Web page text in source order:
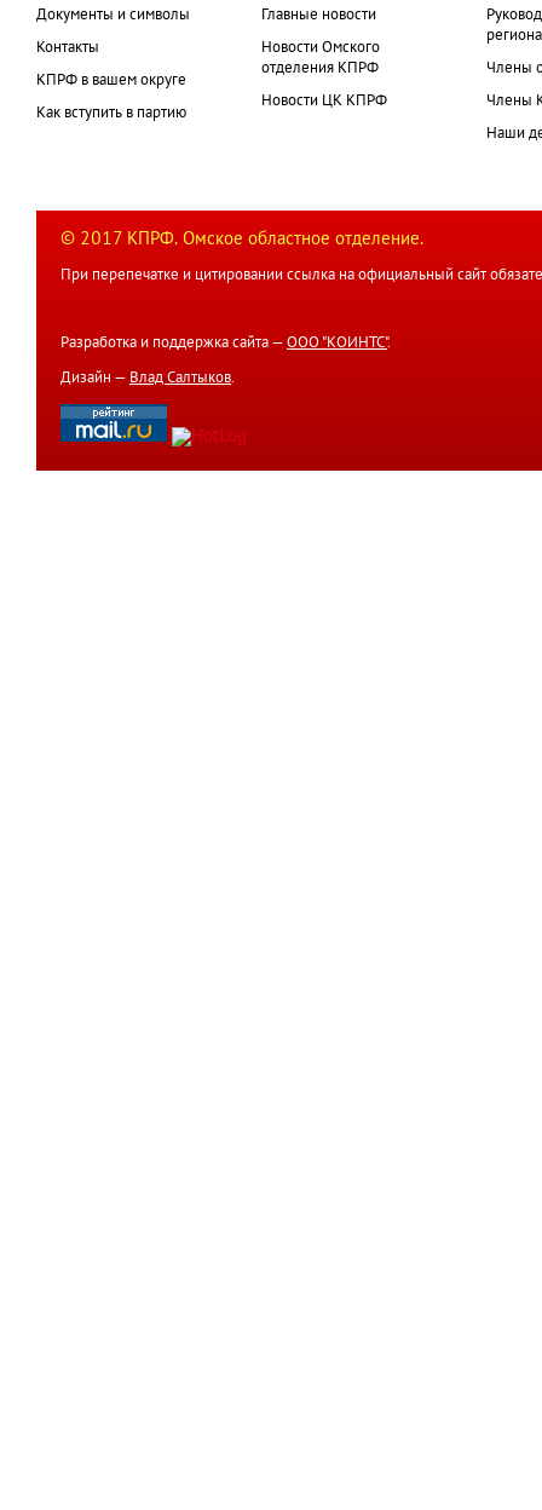
Документы и символы
Контакты
КПРФ в вашем округе
Как вступить в партию
Главные новости
Новости Омского
отделения КПРФ
Новости ЦК КПРФ
Члены
Члены
Наши
© 2017 КПРФ. Омское областное отделение.
При перепечатке и цитировании ссылка на официальный сайт
Разработка и поддержка сайта — ООО "КОИНТС".
Дизайн — Влад Салтыков.